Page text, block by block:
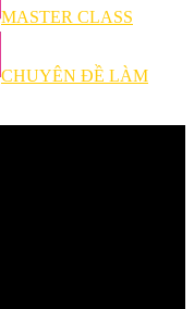
MASTER CLASS
CHUYÊN ĐỀ LÀM